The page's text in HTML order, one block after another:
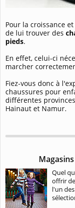
Pour la croissance
de lui trouver des
pieds.
En effet, celui-ci
marcher
Fiez-vous donc à
chaussures pour
différentes
Hainaut et Namur.
Quel
offrir
l'un